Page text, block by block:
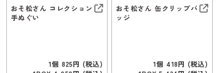
おそ松さん コレクション
手ぬぐい
1個 825円 (税込)
おそ松さん 缶クリップバ
ッジ
1個 418円 (税込)